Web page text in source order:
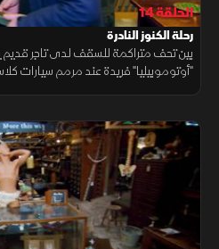
الحلقة 14
رحلة الكنوز النادرة
بين تحف متراكمة للسقف لدى تاجر قديم
"أوتوموبيليا" فريدة عند مرمم سيارات